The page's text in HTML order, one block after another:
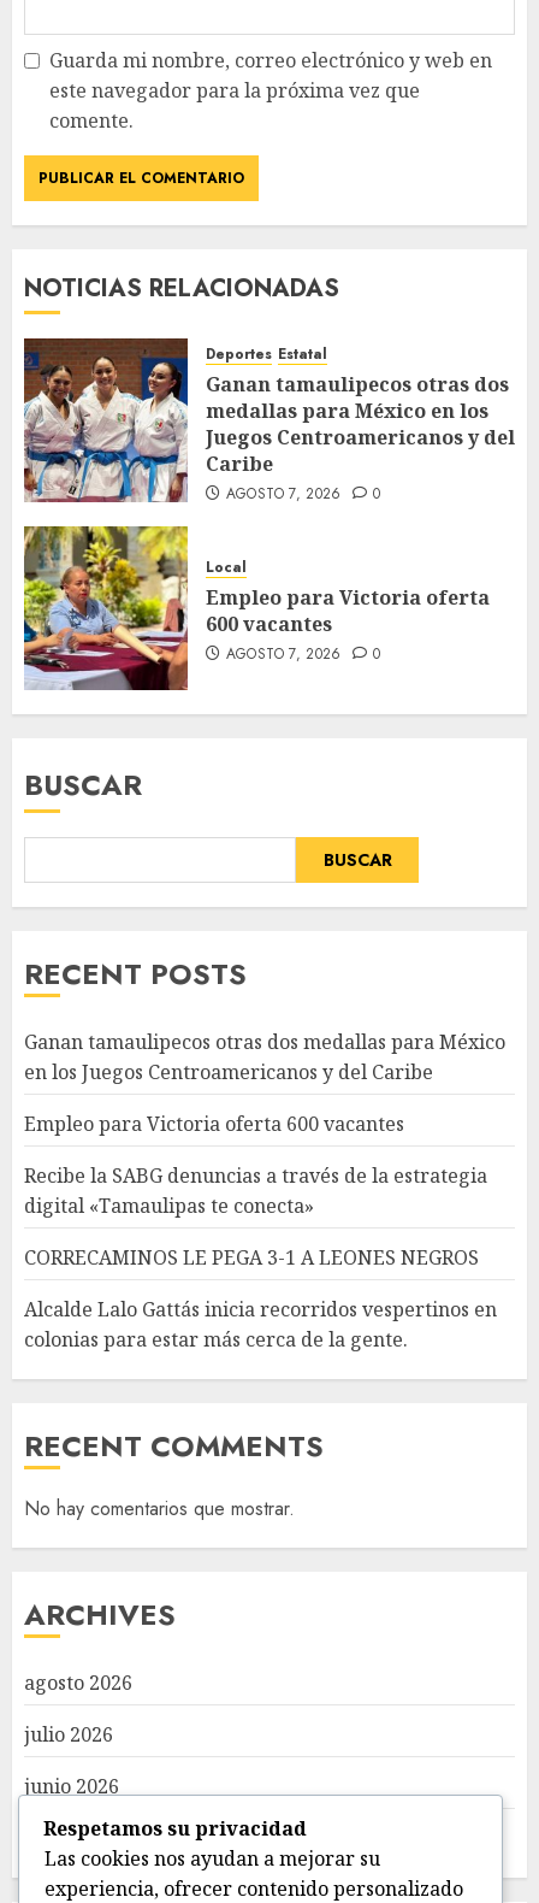
Guarda mi nombre, correo electrónico y web en
este navegador para la próxima vez que
comente.
NOTICIAS RELACIONADAS
Deportes Estatal
Ganan tamaulipecos otras dos
medallas para México en los
Juegos Centroamericanos y del
Caribe
AGOSTO 7, 2026 0
Local
Empleo para Victoria oferta
600 vacantes
AGOSTO 7, 2026 0
BUSCAR
BUSCAR
RECENT POSTS
Ganan tamaulipecos otras dos medallas para México
en los Juegos Centroamericanos y del Caribe
Empleo para Victoria oferta 600 vacantes
Recibe la SABG denuncias a través de la estrategia
digital «Tamaulipas te conecta»
CORRECAMINOS LE PEGA 3-1 A LEONES NEGROS
Alcalde Lalo Gattás inicia recorridos vespertinos en
colonias para estar más cerca de la gente.
RECENT COMMENTS
No hay comentarios que mostrar.
ARCHIVES
agosto 2026
julio 2026
junio 2026
mayo 2026
Respetamos su privacidad
Las cookies nos ayudan a mejorar su
experiencia, ofrecer contenido personalizado